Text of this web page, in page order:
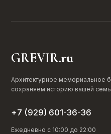
GREVIR.ru
Архитектурное мемориальное
сохраняем историю вашей
+7 (929) 601-36-36
Ежедневно с 10:00 до 22:00